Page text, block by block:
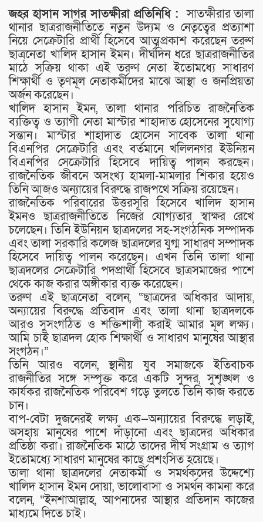
জহর হাসান সাগর সাতক্ষীরা প্রতিনিধি :সাতক্ষীরার তালা
থানার ছাত্ররাজনীতিতে নতুন উদ্যম ও নেতৃত্বের প্রত্যাশা
নিয়ে সেক্রেটারি প্রার্থী হিসেবে আত্মপ্রকাশ করেছেন তরুণ
ছাত্রনেতা খালিদ হাসান ইমন। দীর্ঘদিন ধরে ছাত্ররাজনীতির
মাঠে সক্রিয় থাকা এই তরুণ নেতা ইতোমধ্যে সাধারণ
শিক্ষার্থী ও তৃণমূল নেতাকর্মীদের মাঝে আস্থা ও জনপ্রিয়তা
অর্জন করেছেন।
খালিদ হাসান ইমন, তালা থানার পরিচিত রাজনৈতিক
ব্যক্তিত্ব ও ত্যাগী নেতা মাস্টার শাহাদাত হোসেনের সুযোগ্য
সন্তান। মাস্টার শাহাদাত হোসেন সাবেক তালা থানা
বিএনপির সেক্রেটারি এবং বর্তমানে খলিলনগর ইউনিয়ন
বিএনপির সেক্রেটারি হিসেবে দায়িত্ব পালন করছেন।
রাজনৈতিক জীবনে অসংখ্য হামলা-মামলার শিকার হয়েও
তিনি আজও অন্যায়ের বিরুদ্ধে রাজপথে সক্রিয় রয়েছেন।
রাজনৈতিক পরিবারের উত্তরসূরি হিসেবে খালিদ হাসান
ইমনও ছাত্ররাজনীতিতে নিজের যোগ্যতার স্বাক্ষর রেখে
চলেছেন। তিনি ইউনিয়ন ছাত্রদলের সহ-সংগঠনিক সম্পাদক
এবং তালা সরকারি কলেজ ছাত্রদলের যুগ্ম সাধারণ সম্পাদক
হিসেবে দায়িত্ব পালন করেছেন। এখন তিনি তালা থানা
ছাত্রদলের সেক্রেটারি পদপ্রার্থী হিসেবে ছাত্রসমাজের পাশে
থেকে কাজ করার অঙ্গীকার ব্যক্ত করেছেন।
তরুণ এই ছাত্রনেতা বলেন, “ছাত্রদের অধিকার আদায়,
অন্যায়ের বিরুদ্ধে প্রতিবাদ এবং তালা থানা ছাত্রদলকে
আরও সুসংগঠিত ও শক্তিশালী করাই আমার মূল লক্ষ্য।
আমি চাই ছাত্রদল হোক শিক্ষার্থী ও সাধারণ মানুষের আস্থার
সংগঠন।”
তিনি আরও বলেন, স্থানীয় যুব সমাজকে ইতিবাচক
রাজনীতির সঙ্গে সম্পৃক্ত করে একটি সুন্দর, সুশৃঙ্খল ও
কার্যকর রাজনৈতিক পরিবেশ গড়ে তুলতে তিনি কাজ করতে
চান।
বাপ-বেটা দুজনেরই লক্ষ্য এক—অন্যায়ের বিরুদ্ধে লড়াই,
অসহায় মানুষের পাশে দাঁড়ানো এবং ছাত্রদের অধিকার
প্রতিষ্ঠা করা। রাজনৈতিক মাঠে তাদের দীর্ঘ সংগ্রাম ও ত্যাগ
ইতোমধ্যে সাধারণ মানুষের কাছে প্রশংসিত হয়েছে।
তালা থানা ছাত্রদলের নেতাকর্মী ও সমর্থকদের উদ্দেশ্যে
খালিদ হাসান ইমন দোয়া, ভালোবাসা ও সমর্থন কামনা করে
বলেন, “ইনশাআল্লাহ, আপনাদের আস্থার প্রতিদান কাজের
মাধ্যমে দিতে চাই।